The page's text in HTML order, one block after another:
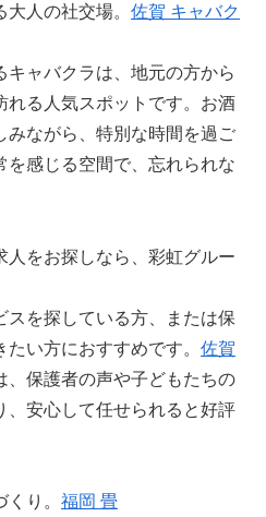
大人の社交場。 佐賀 キャバク
ャバクラは、地元の方から
れる人気スポットです。お酒
みながら、特別な時間を過ご
を感じる空間で、忘れられな
人をお探しなら、彩虹グルー
スを探している方、または保
い方におすすめです。 佐賀
、保護者の声や子どもたちの
、安心して任せられると好評
り。 福岡 畳